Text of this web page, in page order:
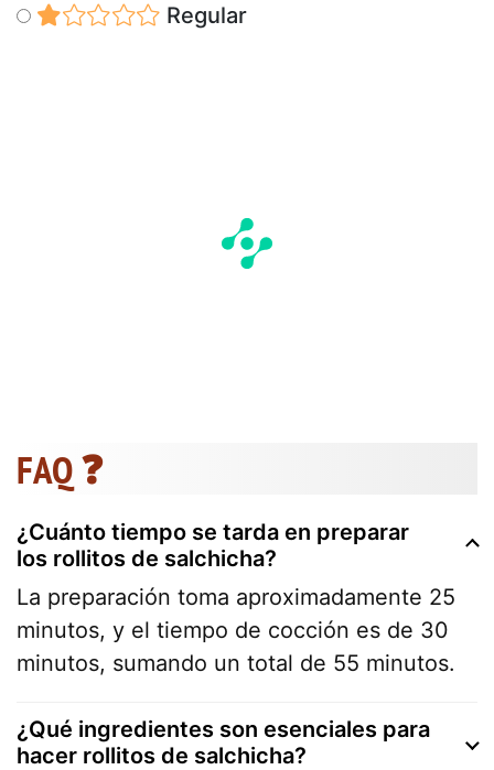
Regular
FAQ ❓
¿Cuánto tiempo se tarda en preparar
los rollitos de salchicha?
La preparación toma aproximadamente 25
minutos, y el tiempo de cocción es de 30
minutos, sumando un total de 55 minutos.
¿Qué ingredientes son esenciales para
hacer rollitos de salchicha?